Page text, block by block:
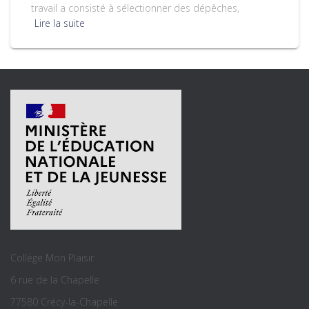
travail a consisté à sélectionner des dépêches,
Lire la suite
Collège Mon Plaisir
6 rue de la Chapelle
77580 Crécy-la-Chapelle